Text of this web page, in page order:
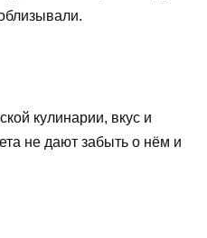
кулинарии, вкус и
не дают забыть о нём и